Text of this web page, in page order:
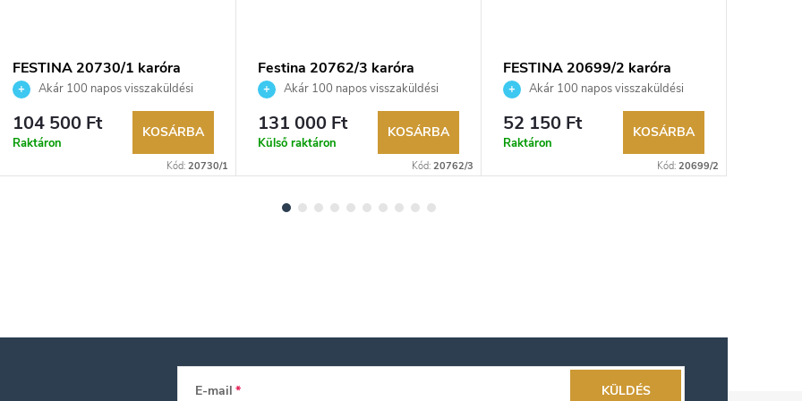
FESTINA 20730/1 karóra
Akár 100 napos visszaküldési
lehetőség. Hivatalos márkakereskedő.
104 500 Ft
Raktáron
KOSÁRBA
Kód: 20730/1
Festina 20762/3 karóra
Akár 100 napos visszaküldési
lehetőség. Hivatalos márkakereskedő.
131 000 Ft
Külső raktáron
KOSÁRBA
Kód: 20762/3
FESTINA 20699/2 karóra
Akár 100 napos visszaküldési
lehetőség. Hivatalos márkakereskedő.
52 150 Ft
Raktáron
KOSÁRBA
Kód: 20699/2
E-mail KÜLDÉS